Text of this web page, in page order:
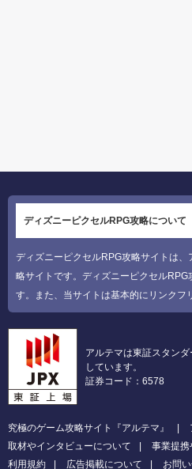
ディズニーピクセルRPG攻略について
ディズニーピクセルRPG攻略サイトは
略サイトです。ディズニーピクセルRPG
す。また、当サイトは基本的にリンクフ
アルテマは東証スタン
しています。
証券コード：6578
究極のゲーム攻略サイト『アルテマ』
取材やインタビューについて
事業提携
利用規約
広告掲載について お問